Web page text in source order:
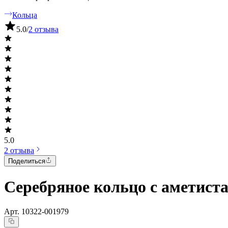
Кольца
5.0/2 отзыва
5.0
2 отзыва
Поделиться
Серебряное кольцо с
Арт. 10322-001979